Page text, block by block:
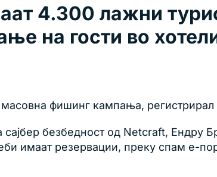
4.300 лажни
на гости во
масовна фишинг кампања,
безбедност од Netcraft, Ендру
имаат резервации, преку спам е-